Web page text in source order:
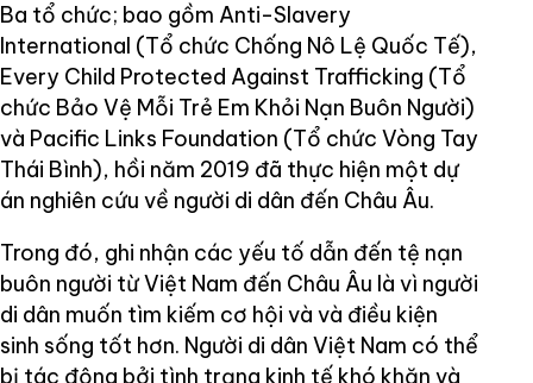
Ba tổ chức; bao gồm Anti-Slavery
International (Tổ chức Chống Nô Lệ Quốc Tế),
Every Child Protected Against Trafficking (Tổ
chức Bảo Vệ Mỗi Trẻ Em Khỏi Nạn Buôn Người)
và Pacific Links Foundation (Tổ chức Vòng Tay
Thái Bình), hồi năm 2019 đã thực hiện một dự
án nghiên cứu về người di dân đến Châu Âu.
Trong đó, ghi nhận các yếu tố dẫn đến tệ nạn
buôn người từ Việt Nam đến Châu Âu là vì người
di dân muốn tìm kiếm cơ hội và và điều kiện
sinh sống tốt hơn. Người di dân Việt Nam có thể
bị tác động bởi tình trạng kinh tế khó khăn và